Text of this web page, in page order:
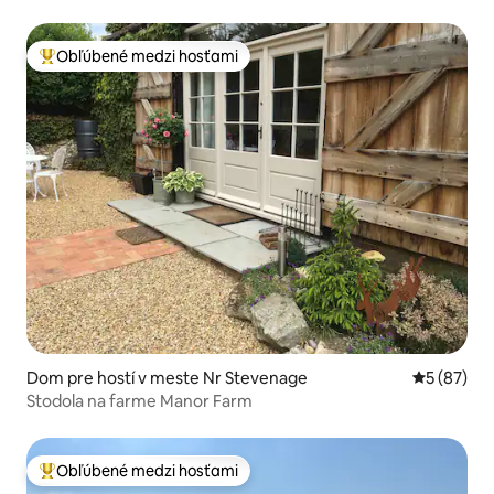
Najobľúbenejšie medzi hosťami
Obľúbené medzi hosťami
Dom pre hostí v meste Nr Stevenage
5 (87)
Stodola na farme Manor Farm
Najobľúbenejšie medzi hosťami
Obľúbené medzi hosťami